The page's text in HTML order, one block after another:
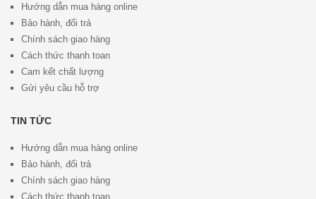
Hướng dẫn mua hàng online
Bảo hành, đổi trả
Chính sách giao hàng
Cách thức thanh toan
Cam kết chất lượng
Gửi yêu cầu hỗ trợ
TIN TỨC
Hướng dẫn mua hàng online
Bảo hành, đổi trả
Chính sách giao hàng
Cách thức thanh toan